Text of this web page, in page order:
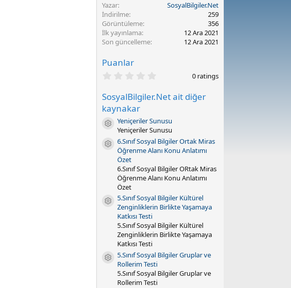
Yazar
SosyalBilgiler.Net
İndirilme
259
Görüntüleme
356
İlk yayınlama
12 Ara 2021
Son güncelleme
12 Ara 2021
Puanlar
0
l
d
ı
z
(
a
r
)
0 ratings
SosyalBilgiler.Net ait diğer
kaynakar
Kaynak ikonu
Yeniçeriler Sunusu
Yeniçeriler Sunusu
Kaynak ikonu
6.Sınıf Sosyal Bilgiler Ortak Miras
Öğrenme Alanı Konu Anlatımı
Özet
6.Sınıf Sosyal Bilgiler ORtak Miras
Öğrenme Alanı Konu Anlatımı
Özet
Kaynak ikonu
5.Sınıf Sosyal Bilgiler Kültürel
Zenginliklerin Birlikte Yaşamaya
Katkısı Testi
5.Sınıf Sosyal Bilgiler Kültürel
Zenginliklerin Birlikte Yaşamaya
Katkısı Testi
Kaynak ikonu
5.Sınıf Sosyal Bilgiler Gruplar ve
Rollerim Testi
5.Sınıf Sosyal Bilgiler Gruplar ve
Rollerim Testi